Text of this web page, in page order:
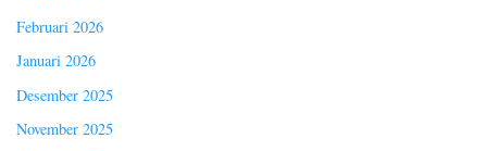
Februari 2026
Januari 2026
Desember 2025
November 2025